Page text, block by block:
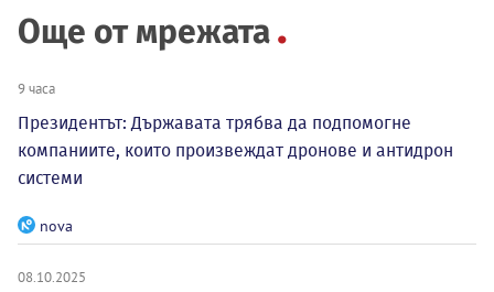
Още от мрежата
9 часа
Президентът: Държавата трябва да подпомогне
компаниите, които произвеждат дронове и антидрон
системи
nova
08.10.2025